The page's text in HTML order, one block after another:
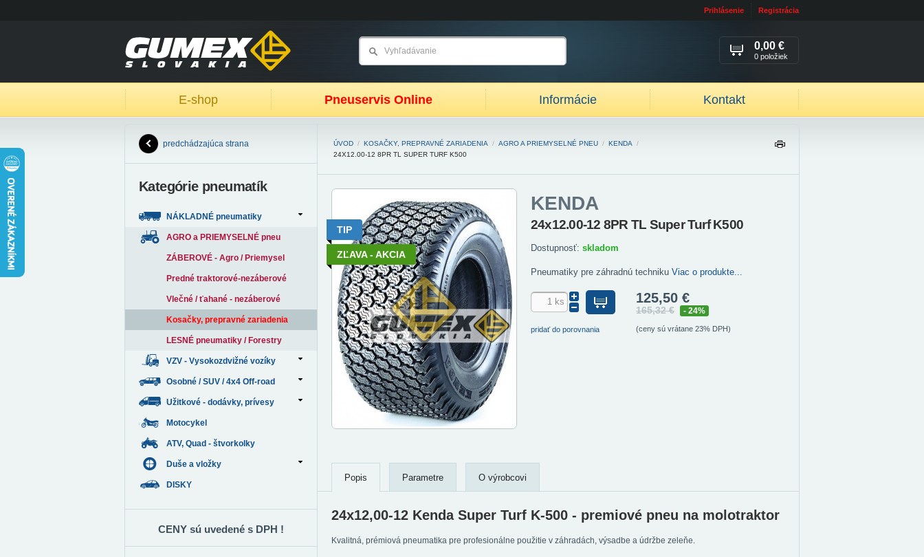
Prihlásenie Registrácia
E-shop Pneuservis Online Informácie Kontakt
0,00 €
0 položiek
ÚVOD / KOSAČKY, PREPRAVNÉ ZARIADENIA / AGRO A PRIEMYSELNÉ PNEU / KENDA
/
24X12.00-12 8PR TL SUPER TURF K500
KENDA
24x12.00-12 8PR TL Super Turf K500
Dostupnosť: skladom
Pneumatiky pre záhradnú techniku Viac o produkte...
pridať do porovnania
125,50 €
165,32 € - 24%
(ceny sú vrátane 23% DPH)
TIP
ZĽAVA - AKCIA
Popis Parametre O výrobcovi
24x12,00-12 Kenda Super Turf K-500 - premiové pneu na molotraktor
Kvalitná, prémiová pneumatika pre profesionálne použitie v záhradách, výsadbe a údržbe zeleňe.
predchádzajúca strana
Kategórie pneumatík
NÁKLADNÉ pneumatiky
AGRO a PRIEMYSELNÉ pneu
ZÁBEROVÉ - Agro / Priemysel
Predné traktorové-nezáberové
Vlečné / ťahané - nezáberové
Kosačky, prepravné zariadenia
LESNÉ pneumatiky / Forestry
VZV - Vysokozdvižné vozíky
Osobné / SUV / 4x4 Off-road
Užitkové - dodávky, prívesy
Motocykel
ATV, Quad - štvorkolky
Duše a vložky
DISKY
CENY sú uvedené s DPH !